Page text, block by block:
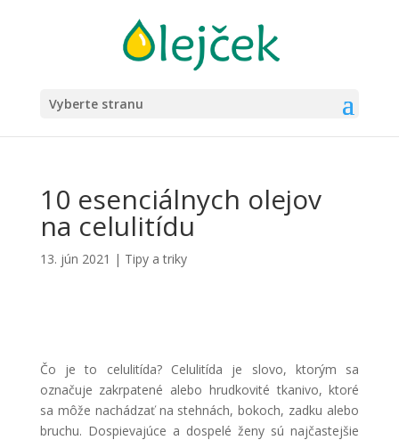
Vyberte stranu
10 esenciálnych olejov
na celulitídu
13. jún 2021 | Tipy a triky
Čo je to celulitída? Celulitída je slovo, ktorým sa
označuje zakrpatené alebo hrudkovité tkanivo, ktoré
sa môže nachádzať na stehnách, bokoch, zadku alebo
bruchu. Dospievajúce a dospelé ženy sú najčastejšie